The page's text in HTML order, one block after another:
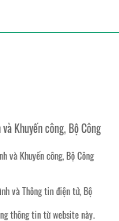
Khuyến công, Bộ Công
và Khuyến công, Bộ Công
và Thông tin điện tử, Bộ
thông tin từ website này.